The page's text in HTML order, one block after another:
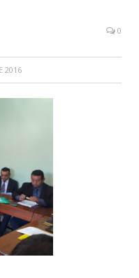
0
2016